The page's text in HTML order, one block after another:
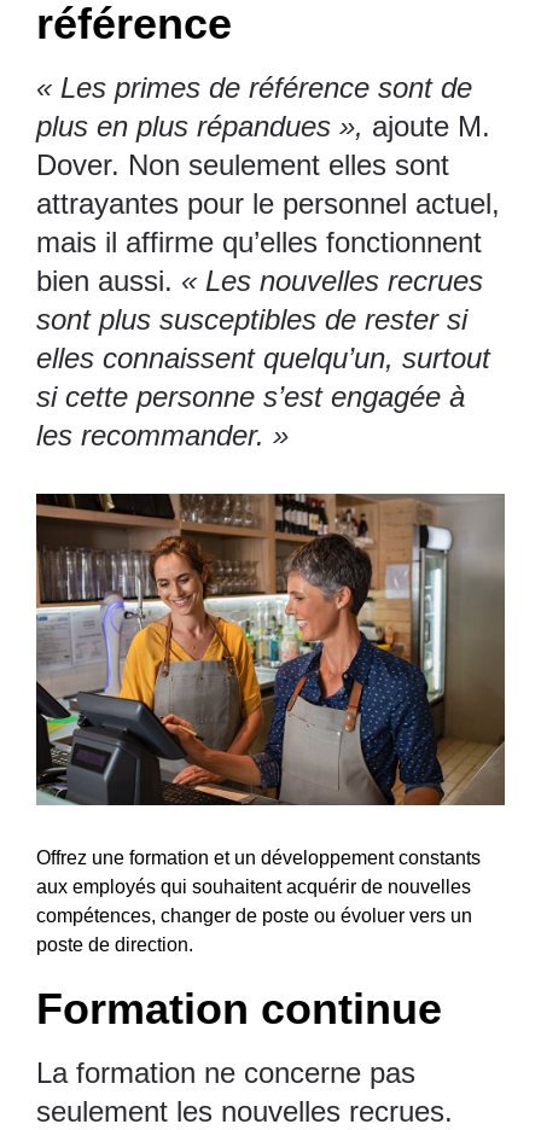
référence
« Les primes de référence sont de
plus en plus répandues », ajoute M.
Dover. Non seulement elles sont
attrayantes pour le personnel actuel,
mais il affirme qu’elles fonctionnent
bien aussi. « Les nouvelles recrues
sont plus susceptibles de rester si
elles connaissent quelqu’un, surtout
si cette personne s’est engagée à
les recommander. »
Offrez une formation et un développement constants
aux employés qui souhaitent acquérir de nouvelles
compétences, changer de poste ou évoluer vers un
poste de direction.
Formation continue
La formation ne concerne pas
seulement les nouvelles recrues.